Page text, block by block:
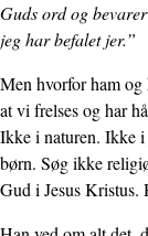
Guds ord og
jeg har befalet jer.”
Men hvorfor ham og
at vi frelses og har
Ikke i naturen. Ikke i
børn. Søg ikke
Gud i Jesus Kristus.